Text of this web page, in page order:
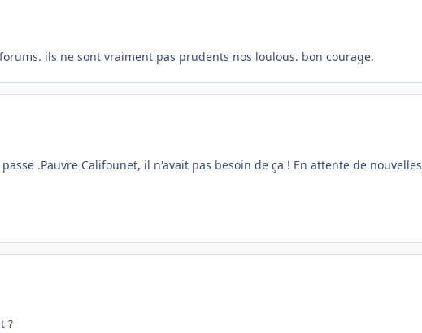
ils ne sont vraiment pas prudents nos loulous. bon courage.
.Pauvre Califounet, il n'avait pas besoin de ça ! En attente de
?